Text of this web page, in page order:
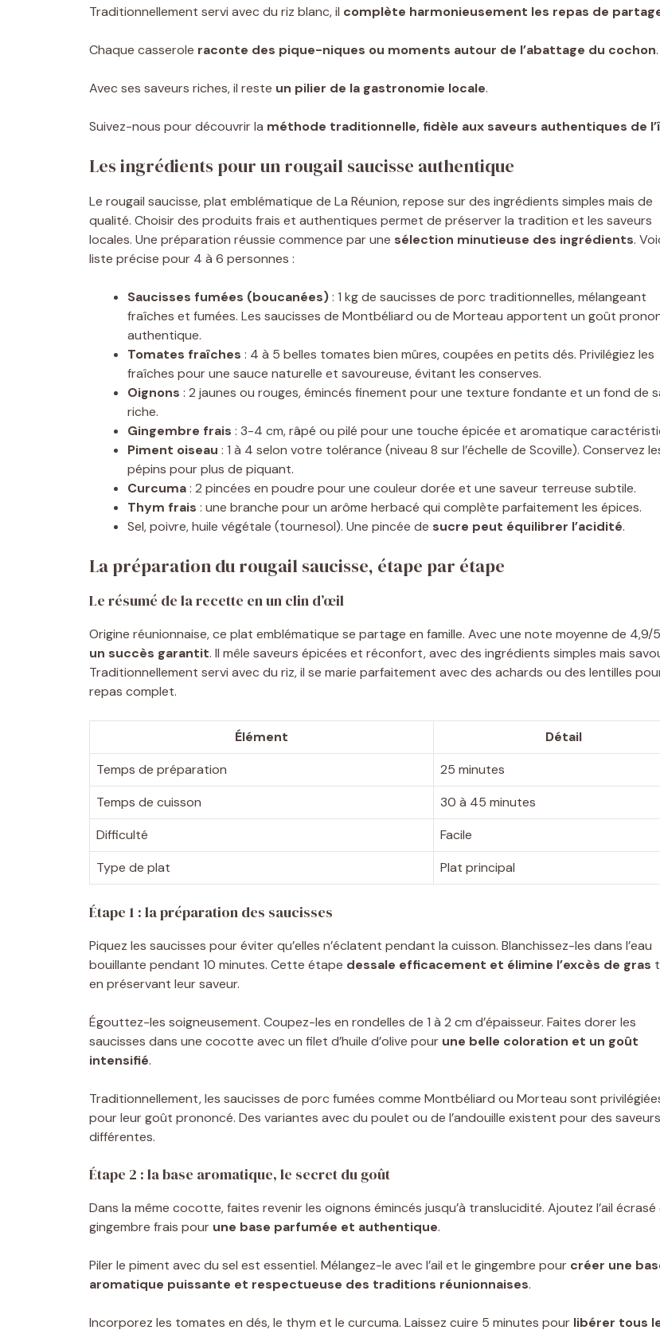
Traditionnellement servi avec du riz blanc, il complète harmonieusement les repas de
Chaque casserole raconte des pique-niques ou moments autour de l’abattage du cochon.
Avec ses saveurs riches, il reste un pilier de la gastronomie locale.
Suivez-nous pour découvrir la méthode traditionnelle, fidèle aux saveurs authentiques de
Les ingrédients pour un rougail saucisse authentique
Le rougail saucisse, plat emblématique de La Réunion, repose sur des ingrédients simples mais de
qualité. Choisir des produits frais et authentiques permet de préserver la tradition et les saveurs
locales. Une préparation réussie commence par une sélection minutieuse des ingrédients.
liste précise pour 4 à 6 personnes :
Saucisses fumées (boucanées): 1 kg de saucisses de porc traditionnelles, mélangeant
fraîches et fumées. Les saucisses de Montbéliard ou de Morteau apportent un goût
authentique.
Tomates fraîches : 4 à 5 belles tomates bien mûres, coupées en petits dés. Privilégiez les
fraîches pour une sauce naturelle et savoureuse, évitant les conserves.
Oignons : 2 jaunes ou rouges, émincés finement pour une texture fondante et un fond de
riche.
Gingembre frais : 3-4 cm, râpé ou pilé pour une touche épicée et aromatique
Piment oiseau : 1 à 4 selon votre tolérance (niveau 8 sur l’échelle de Scoville). Conservez
pépins pour plus de piquant.
Curcuma: 2 pincées en poudre pour une couleur dorée et une saveur terreuse subtile.
Thym frais : une branche pour un arôme herbacé qui complète parfaitement les épices.
Sel, poivre, huile végétale (tournesol). Une pincée de sucre peut équilibrer l’acidité.
La préparation du rougail saucisse, étape par étape
Le résumé de la recette en un clin d’œil
Origine réunionnaise, ce plat emblématique se partage en famille. Avec une note moyenne de 4,9/
un succès garantit. Il mêle saveurs épicées et réconfort, avec des ingrédients simples mais
Traditionnellement servi avec du riz, il se marie parfaitement avec des achards ou des lentilles
repas complet.
Élément
Détail
Temps de préparation
25 minutes
Temps de cuisson
30 à 45 minutes
Difficulté
Facile
Type de plat
Plat principal
Étape 1 : la préparation des saucisses
Piquez les saucisses pour éviter qu’elles n’éclatent pendant la cuisson. Blanchissez-les dans l’eau
bouillante pendant 10 minutes. Cette étape dessale efficacement et élimine l’excès de gras
en préservant leur saveur.
Égouttez-les soigneusement. Coupez-les en rondelles de 1 à 2 cm d’épaisseur. Faites dorer les
saucisses dans une cocotte avec un filet d’huile d’olive pour une belle coloration et un goût
intensifié.
Traditionnellement, les saucisses de porc fumées comme Montbéliard ou Morteau sont
pour leur goût prononcé. Des variantes avec du poulet ou de l’andouille existent pour des saveurs
différentes.
Étape 2 : la base aromatique, le secret du goût
Dans la même cocotte, faites revenir les oignons émincés jusqu’à translucidité. Ajoutez l’ail écrasé
gingembre frais pour une base parfumée et authentique.
Piler le piment avec du sel est essentiel. Mélangez-le avec l’ail et le gingembre pour créer une
aromatique puissante et respectueuse des traditions réunionnaises.
Incorporez les tomates en dés, le thym et le curcuma. Laissez cuire 5 minutes pour libérer tous